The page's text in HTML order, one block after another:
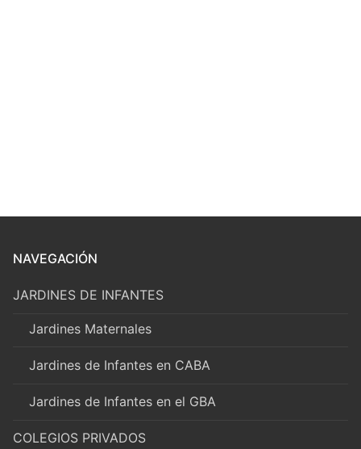
NAVEGACIÓN
JARDINES DE INFANTES
Jardines Maternales
Jardines de Infantes en CABA
Jardines de Infantes en el GBA
COLEGIOS PRIVADOS